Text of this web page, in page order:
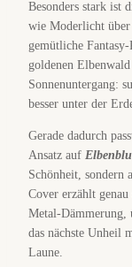
Besonders stark ist
wie Moderlicht
gemütliche
goldenen
Sonnenuntergang:
besser unter der
Gerade dadurch
Ansatz auf
Schönheit, sondern
Cover erzählt
Metal-Dämmerung,
das nächste Unheil
Laune.